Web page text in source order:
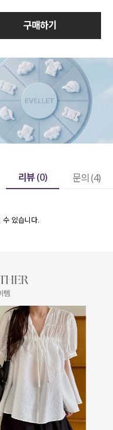
구매하기
리뷰 (0) 문의 (4)
수 있습니다.